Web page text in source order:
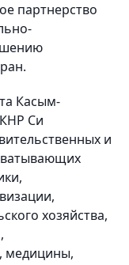
партнерство
Касым-
Си
и
хозяйства,
медицины,